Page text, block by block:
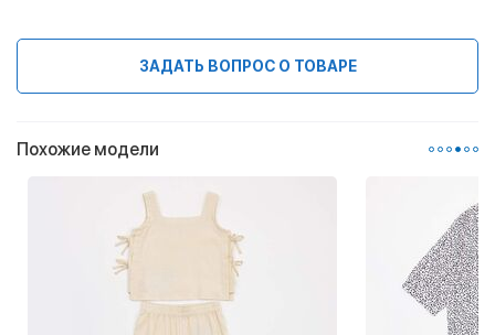
ЗАДАТЬ ВОПРОС О ТОВАРЕ
Похожие модели